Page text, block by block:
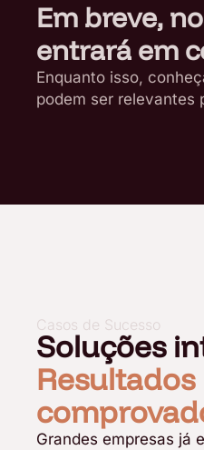
Em breve,
entrará em
Enquanto isso,
podem ser relevantes
Casos de Sucesso
Soluções
Resultados
Grandes empresas já